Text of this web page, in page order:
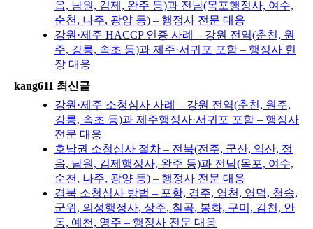
읍, 남원, 김제, 완주 등)과 전남(목포행정사, 여수,
순천, 나주, 광양 등) – 행정사 전문 대응
강원·제주 HACCP 인증 사례 – 강원 전역(춘천, 원
주, 강릉, 속초 등)과 제주·서귀포 포함 – 행정사 현
장 대응
kang611 최신글
강원·제주 소청심사 사례 – 강원 전역(춘천, 원주,
강릉, 속초 등)과 제주행정사·서귀포 포함 – 행정사
전문 대응
호남권 소청심사 절차 – 전북(전주, 군산, 익산, 정
읍, 남원, 김제행정사, 완주 등)과 전남(목포, 여수,
순천, 나주, 광양 등) – 행정사 전문 대응
경북 소청심사 방법 – 포항, 경주, 영천, 영덕, 청송,
군위, 의성행정사, 상주, 칠곡, 봉화, 구미, 김천, 안
동, 예천, 영주 – 행정사 전문 대응